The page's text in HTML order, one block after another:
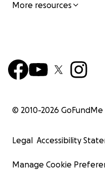
More resources
© 2010-2026 GoFundMe
Legal Accessibility
Manage Cookie